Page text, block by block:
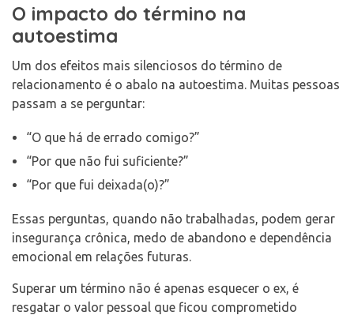
O impacto do término na
autoestima
Um dos efeitos mais silenciosos do término de
relacionamento é o abalo na autoestima. Muitas pessoas
passam a se perguntar:
“O que há de errado comigo?”
“Por que não fui suficiente?”
“Por que fui deixada(o)?”
Essas perguntas, quando não trabalhadas, podem gerar
insegurança crônica, medo de abandono e dependência
emocional em relações futuras.
Superar um término não é apenas esquecer o ex, é
resgatar o valor pessoal que ficou comprometido